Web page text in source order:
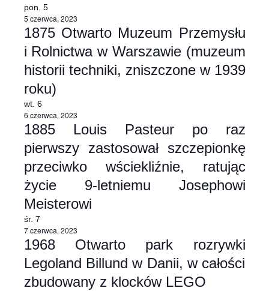
i
pon. 5
5 czerwca, 2023
1875 Otwarto Muzeum Przemysłu
i Rolnictwa w Warszawie (muzeum
historii techniki, zniszczone w 1939
roku)
wt. 6
6 czerwca, 2023
1885 Louis Pasteur po raz
pierwszy zastosował szczepionkę
przeciwko wściekliźnie, ratując
życie 9-letniemu Josephowi
Meisterowi
śr. 7
7 czerwca, 2023
1968 Otwarto park rozrywki
Legoland Billund w Danii, w całości
zbudowany z klocków LEGO